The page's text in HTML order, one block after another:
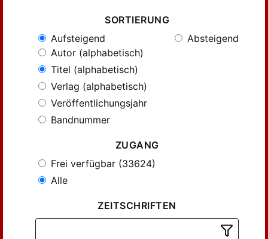
SORTIERUNG
Aufsteigend
Absteigend
Autor (alphabetisch)
Titel (alphabetisch)
Verlag (alphabetisch)
Veröffentlichungsjahr
Bandnummer
ZUGANG
Frei verfügbar (33624)
Alle
ZEITSCHRIFTEN